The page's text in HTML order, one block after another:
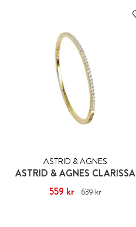
ASTRID & AGNES
ASTRID & AGNES CLARISSA
Nuvarande pris: 559 kr
559 kr 639 kr